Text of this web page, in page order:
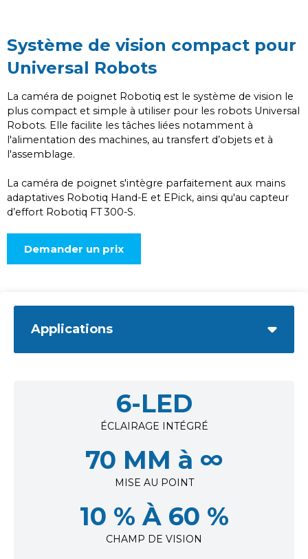
Système de vision compact pour
Universal Robots
La caméra de poignet Robotiq est le système de vision le
plus compact et simple à utiliser pour les robots Universal
Robots. Elle facilite les tâches liées notamment à
l'alimentation des machines, au transfert d’objets et à
l'assemblage.
La caméra de poignet s'intègre parfaitement aux mains
adaptatives Robotiq Hand-E et EPick, ainsi qu'au capteur
d’effort Robotiq FT 300-S.
Demander un prix
Applications
6-LED
ÉCLAIRAGE INTÉGRÉ
70 MM à ∞
MISE AU POINT
10 % À 60 %
CHAMP DE VISION